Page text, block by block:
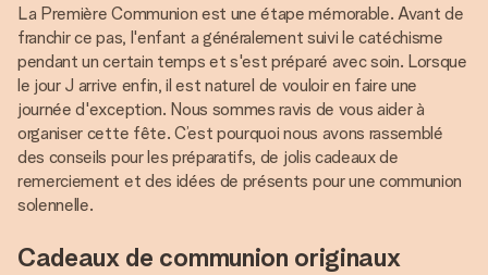
La Première Communion est une étape mémorable. Avant de
franchir ce pas, l'enfant a généralement suivi le catéchisme
pendant un certain temps et s'est préparé avec soin. Lorsque
le jour J arrive enfin, il est naturel de vouloir en faire une
journée d'exception. Nous sommes ravis de vous aider à
organiser cette fête. C’est pourquoi nous avons rassemblé
des conseils pour les préparatifs, de jolis cadeaux de
remerciement et des idées de présents pour une communion
solennelle.
Cadeaux de communion originaux